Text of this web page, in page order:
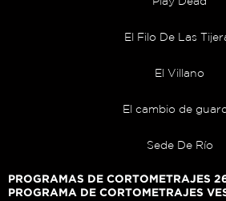
El Filo De Las
El Villano
El cambio de
Sede De Río
PROGRAMAS DE CORTOMETRAJES
PROGRAMA DE CORTOMETRAJES